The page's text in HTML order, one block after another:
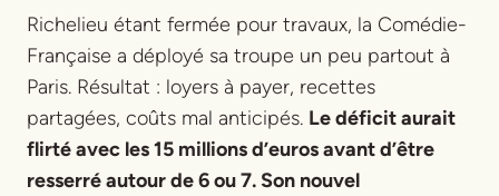
Richelieu étant fermée pour travaux, la Comédie-
Française a déployé sa troupe un peu partout à
Paris. Résultat : loyers à payer, recettes
partagées, coûts mal anticipés. Le déficit aurait
flirté avec les 15 millions d’euros avant d’être
resserré autour de 6 ou 7. Son nouvel